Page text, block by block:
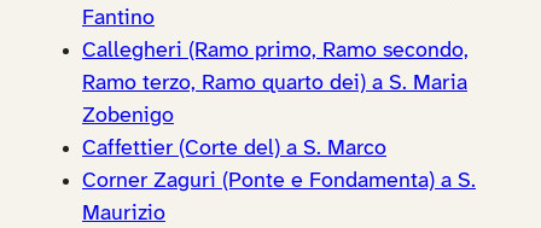
Fantino
Callegheri (Ramo primo, Ramo secondo,
Ramo terzo, Ramo quarto dei) a S. Maria
Zobenigo
Caffettier (Corte del) a S. Marco
Corner Zaguri (Ponte e Fondamenta) a S.
Maurizio